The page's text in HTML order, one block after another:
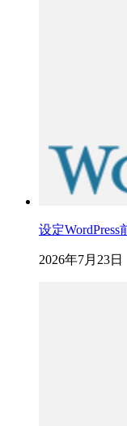
设定
2026年7月23日